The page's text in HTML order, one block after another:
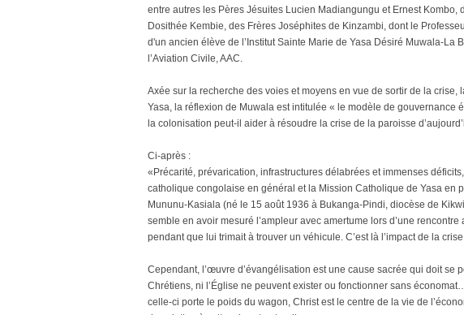
entre autres les Pères Jésuites Lucien Madiangungu et Ernest Kombo,
Dosithée Kembie, des Frères Joséphites de Kinzambi, dont le
d'un ancien élève de l’Institut Sainte Marie de Yasa Désiré Muwala-La
l’Aviation Civile, AAC.
Axée sur la recherche des voies et moyens en vue de sortir de la
Yasa, la réflexion de Muwala est intitulée « le modèle de gouvernance
la colonisation peut-il aider à résoudre la crise de la paroisse
Ci-après :
«Précarité, prévarication, infrastructures délabrées et immenses
catholique congolaise en général et la Mission Catholique de Yasa en
Mununu-Kasiala (né le 15 août 1936 à Bukanga-Pindi, diocèse de
semble en avoir mesuré l’ampleur avec amertume lors d’une
pendant que lui trimait à trouver un véhicule. C’est là l’impact de la
Cependant, l’œuvre d’évangélisation est une cause sacrée qui doit se
Chrétiens, ni l’Église ne peuvent exister ou fonctionner sans
celle-ci porte le poids du wagon, Christ est le centre de la vie de